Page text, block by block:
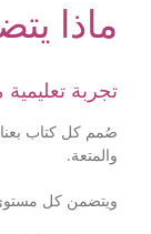
ماذا
تجربة تعليمية
صُمم كل كتاب
والمتعة.
ويتضمن كل